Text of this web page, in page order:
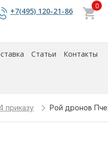
+7(495) 120-21-86
0
Статьи Контакты
приказу Рой дронов